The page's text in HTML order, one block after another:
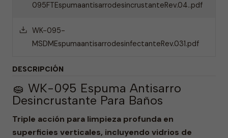
095FTEspumaantisarrodesincrustanteRev.04..pdf
WK-095-
MSDMEspumaantisarrodesinfectanteRev.031.pdf
DESCRIPCIÓN
🧽 WK-095 Espuma Antisarro
Desincrustante Para Baños
Triple acción para limpieza profunda en
superficies verticales, incluyendo vidrios de